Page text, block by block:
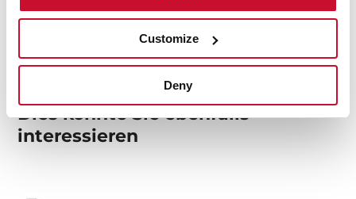
Customize
Deny
Dies könnte Sie ebenfalls
interessieren